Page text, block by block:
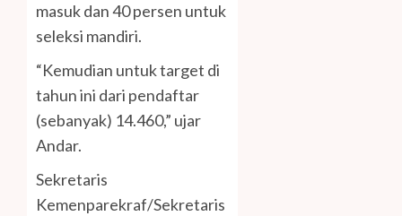
masuk dan 40 persen untuk
seleksi mandiri.
“Kemudian untuk target di
tahun ini dari pendaftar
(sebanyak) 14.460,” ujar
Andar.
Sekretaris
Kemenparekraf/Sekretaris